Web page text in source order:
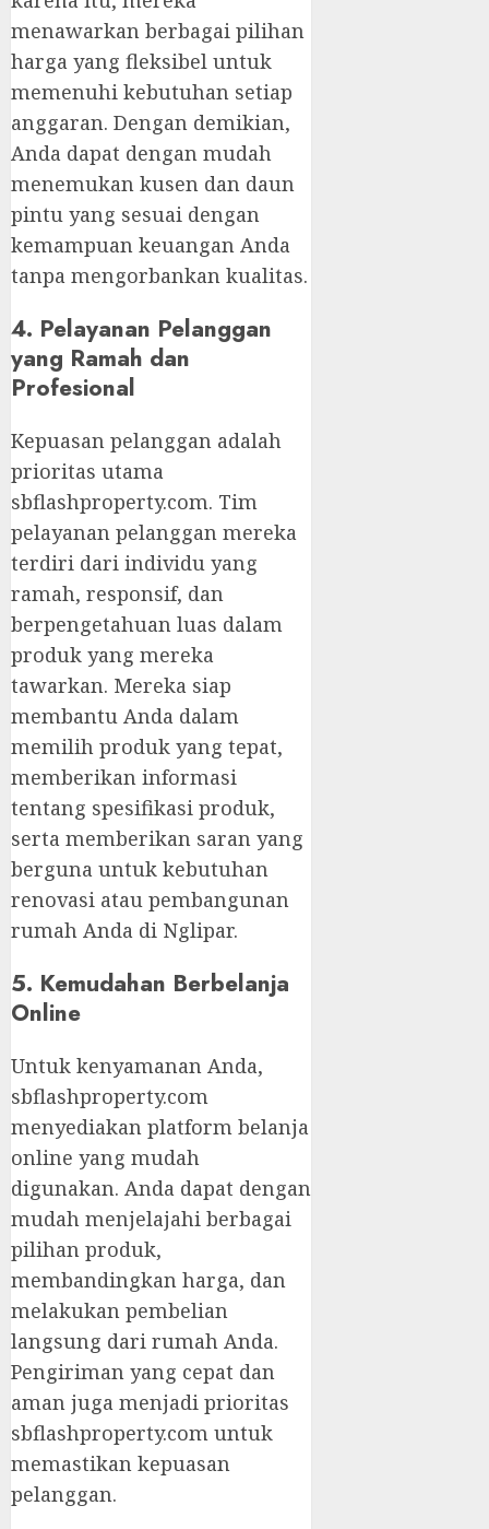
menawarkan berbagai pilihan
harga yang fleksibel untuk
memenuhi kebutuhan setiap
anggaran. Dengan demikian,
Anda dapat dengan mudah
menemukan kusen dan daun
pintu yang sesuai dengan
kemampuan keuangan Anda
tanpa mengorbankan kualitas.
4. Pelayanan Pelanggan
yang Ramah dan
Profesional
Kepuasan pelanggan adalah
prioritas utama
sbflashproperty.com. Tim
pelayanan pelanggan mereka
terdiri dari individu yang
ramah, responsif, dan
berpengetahuan luas dalam
produk yang mereka
tawarkan. Mereka siap
membantu Anda dalam
memilih produk yang tepat,
memberikan informasi
tentang spesifikasi produk,
serta memberikan saran yang
berguna untuk kebutuhan
renovasi atau pembangunan
rumah Anda di Nglipar.
5. Kemudahan Berbelanja
Online
Untuk kenyamanan Anda,
sbflashproperty.com
menyediakan platform belanja
online yang mudah
digunakan. Anda dapat dengan
mudah menjelajahi berbagai
pilihan produk,
membandingkan harga, dan
melakukan pembelian
langsung dari rumah Anda.
Pengiriman yang cepat dan
aman juga menjadi prioritas
sbflashproperty.com untuk
memastikan kepuasan
pelanggan.